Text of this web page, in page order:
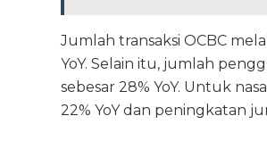
Jumlah transaksi OCBC
YoY. Selain itu, jumlah
sebesar 28% YoY. Untuk
22% YoY dan peningkatan